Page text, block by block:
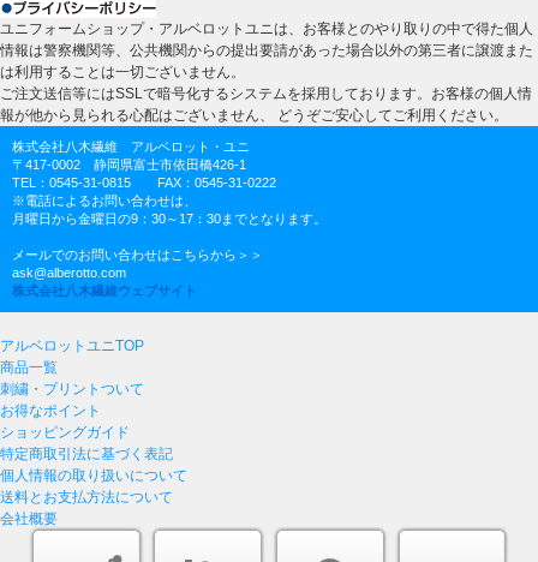
ユニフォームショップ・アルベロットユニは、お客様とのやり取りの中で得た個人
情報は警察機関等、公共機関からの提出要請があった場合以外の第三者に譲渡また
は利用することは一切ございません。
ご注文送信等にはSSLで暗号化するシステムを採用しております。お客様の個人情
報が他から見られる心配はございません、 どうぞご安心してご利用ください。
株式会社八木繊維 アルベロット・ユニ
〒417-0002 静岡県富士市依田橋426-1
TEL：0545-31-0815 FAX：0545-31-0222
※電話によるお問い合わせは、
月曜日から金曜日の9：30～17：30までとなります。
メールでのお問い合わせはこちらから＞＞
ask@alberotto.com
株式会社八木繊維ウェブサイト
アルベロットユニTOP
商品一覧
刺繍・プリントついて
お得なポイント
ショッピングガイド
特定商取引法に基づく表記
個人情報の取り扱いについて
送料とお支払方法について
会社概要